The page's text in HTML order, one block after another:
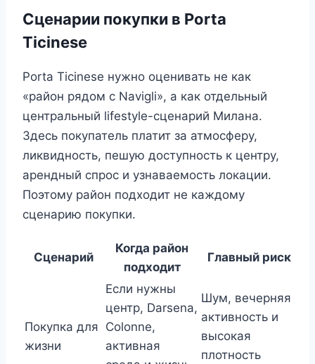
Сценарии покупки в Porta
Ticinese
Porta Ticinese нужно оценивать не как
«район рядом с Navigli», а как отдельный
центральный lifestyle-сценарий Милана.
Здесь покупатель платит за атмосферу,
ликвидность, пешую доступность к центру,
арендный спрос и узнаваемость локации.
Поэтому район подходит не каждому
сценарию покупки.
Сценарий
Когда район
подходит
Главный риск
Покупка для
жизни
Если нужны
центр, Darsena,
Colonne,
активная
Шум, вечерняя
активность и
высокая
плотность